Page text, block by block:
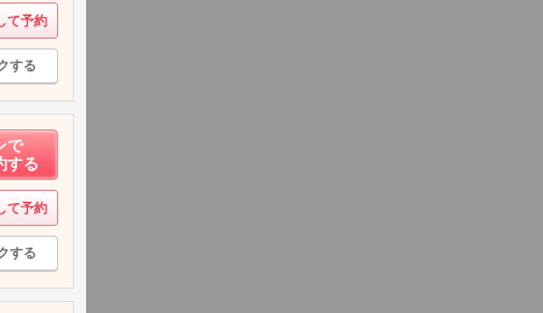
て予約
する
で
する
て予約
する